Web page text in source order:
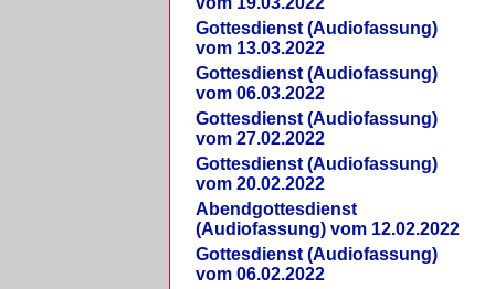
Gottesdienst (Audiofassung)
vom 13.03.2022
Gottesdienst (Audiofassung)
vom 06.03.2022
Gottesdienst (Audiofassung)
vom 27.02.2022
Gottesdienst (Audiofassung)
vom 20.02.2022
Abendgottesdienst
(Audiofassung) vom 12.02.2022
Gottesdienst (Audiofassung)
vom 06.02.2022